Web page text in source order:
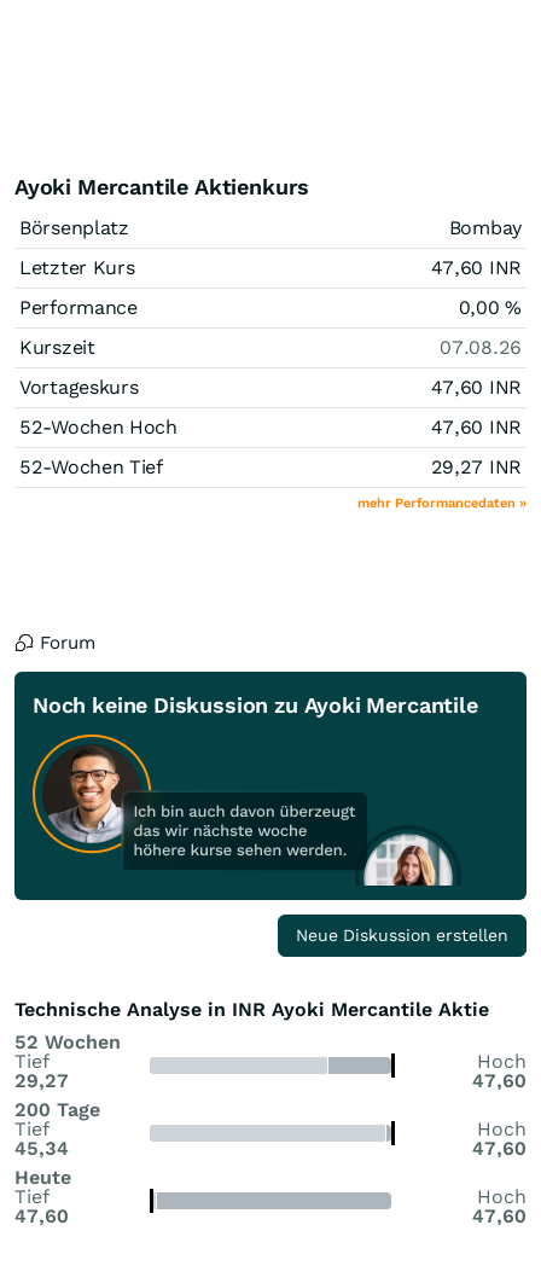
Ayoki Mercantile Aktienkurs
Börsenplatz
Bombay
Letzter Kurs
47,60 INR
Performance
0,00%
Kurszeit
07.08.26
Vortageskurs
47,60 INR
52-Wochen Hoch
47,60 INR
52-Wochen Tief
29,27 INR
mehr Performancedaten »
Forum
Noch keine Diskussion zu Ayoki Mercantile
Neue Diskussion erstellen
Technische Analyse in INR Ayoki Mercantile Aktie
52 Wochen
Tief
29,27
Hoch
47,60
200 Tage
Tief
45,34
Hoch
47,60
Heute
Tief
47,60
Hoch
47,60